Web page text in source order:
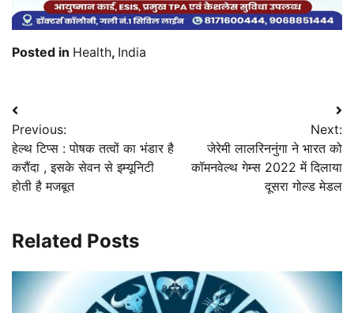
Posted in Health, India
Post
navigation
Previous:
हेल्थ टिप्स : पोषक तत्वों का भंडार है
करौंदा , इसके सेवन से इम्यूनिटी
होती है मजबूत
Next:
जेरेमी लालरिननुंगा ने भारत को
कॉमनवेल्थ गेम्स 2022 में दिलाया
दूसरा गोल्ड मेडल
Related Posts